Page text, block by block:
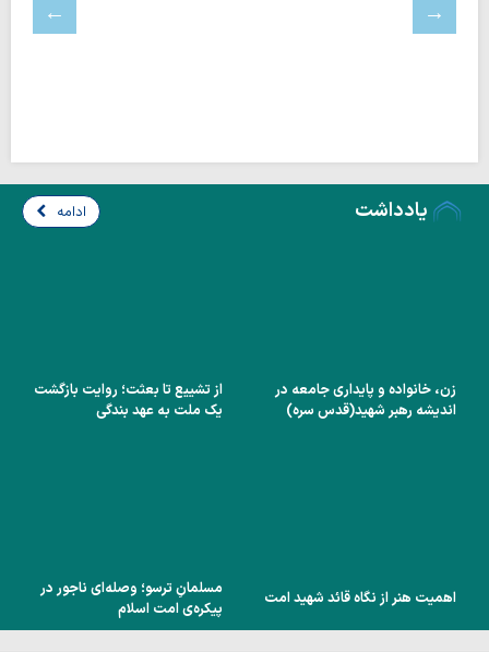
یادداشت ادامه
زن، خانواده و پایداری جامعه در
اندیشه رهبر شهید(قدس سره)
از تشییع تا بعثت؛ روایت بازگشت
یک ملت به عهد بندگی
اهمیت هنر از نگاه قائد شهید امت
مسلمانِ ترسو؛ وصله‌ای ناجور در
پیکره‌ی امت اسلام